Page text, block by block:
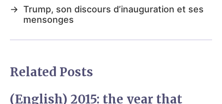
→ Trump, son discours d’inauguration et ses
mensonges
Related Posts
(English) 2015: the year that